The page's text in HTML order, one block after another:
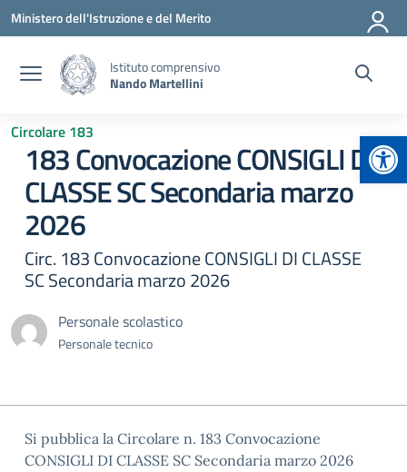
Vai ai contenuti
Vai al menu di navigazione
Vai al footer
Ministero dell'Istruzione e del Merito
Istituto comprensivo
Nando Martellini
Circolare 183
183 Convocazione CONSIGLI DI
CLASSE SC Secondaria marzo
2026
Circ. 183 Convocazione CONSIGLI DI CLASSE
SC Secondaria marzo 2026
Personale scolastico
Personale tecnico
Si pubblica la Circolare n. 183 Convocazione
CONSIGLI DI CLASSE SC Secondaria marzo 2026